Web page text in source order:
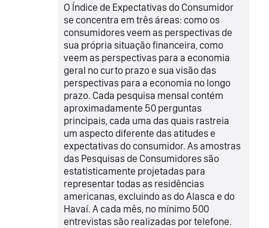
O Índice de Expectativas do Consumidor
se concentra em três áreas: como os
consumidores veem as perspectivas de
sua própria situação financeira, como
veem as perspectivas para a economia
geral no curto prazo e sua visão das
perspectivas para a economia no longo
prazo. Cada pesquisa mensal contém
aproximadamente 50 perguntas
principais, cada uma das quais rastreia
um aspecto diferente das atitudes e
expectativas do consumidor. As amostras
das Pesquisas de Consumidores são
estatisticamente projetadas para
representar todas as residências
americanas, excluindo as do Alasca e do
Havaí. A cada mês, no mínimo 500
entrevistas são realizadas por telefone.